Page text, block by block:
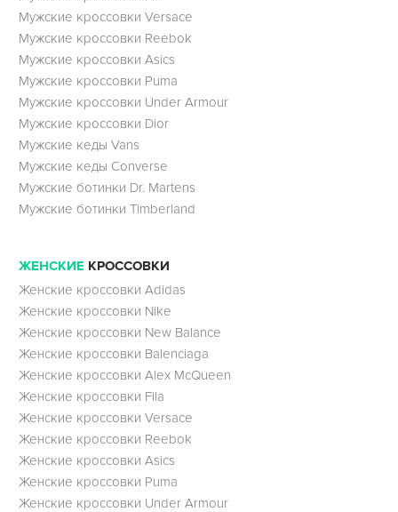
Мужские кроссовки Versace
Мужские кроссовки Reebok
Мужские кроссовки Asics
Мужские кроссовки Puma
Мужские кроссовки Under Armour
Мужские кроссовки Dior
Мужские кеды Vans
Мужские кеды Converse
Мужские ботинки Dr. Martens
Мужские ботинки Timberland
ЖЕНСКИЕ КРОССОВКИ
Женские кроссовки Adidas
Женские кроссовки Nike
Женские кроссовки New Balance
Женские кроссовки Balenciaga
Женские кроссовки Alex McQueen
Женские кроссовки Fila
Женские кроссовки Versace
Женские кроссовки Reebok
Женские кроссовки Asics
Женские кроссовки Puma
Женские кроссовки Under Armour